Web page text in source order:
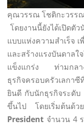
คุณวรรณ โชติกะวรร
โดยงานนี้ยังได้เปิดตั
แบบแห่งความสำเร็จ
และสร้างแรงบันดาลใ
แข็งแกร่ง ท่ามกลาง
ธุรกิจครอบครัวเลกา
ยินดี กับนักธุรกิจระดับ
ขึ้นไป โดยเริ่มต้นด้ว
President จำนวน 4